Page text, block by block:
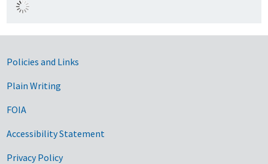
Government Links
Policies and Links
Plain Writing
FOIA
Accessibility Statement
Privacy Policy